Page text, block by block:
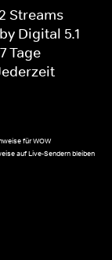
Streams
Digital 5.1
Tage
für WOW
auf Live-Sendern bleiben